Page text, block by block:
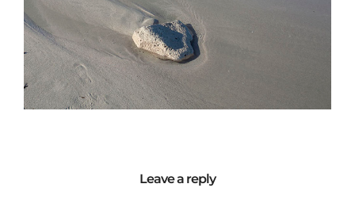
Leave a reply